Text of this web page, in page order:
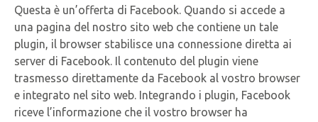
Questa è un’offerta di Facebook. Quando si accede a
una pagina del nostro sito web che contiene un tale
plugin, il browser stabilisce una connessione diretta ai
server di Facebook. Il contenuto del plugin viene
trasmesso direttamente da Facebook al vostro browser
e integrato nel sito web. Integrando i plugin, Facebook
riceve l’informazione che il vostro browser ha